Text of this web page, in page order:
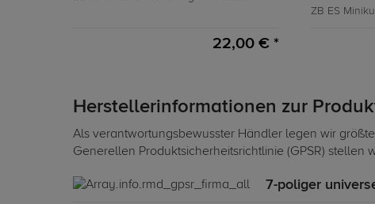
22,00 € *
ZB ES
Herstellerinformationen zur
Als verantwortungsbewusster Händler legen wir
Generellen Produktsicherheitsrichtlinie (GPSR)
7-poliger